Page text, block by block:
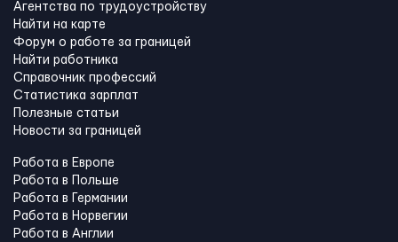
Агентства по трудоустройству
Найти на карте
Форум о работе за границей
Найти работника
Справочник профессий
Статистика зарплат
Полезные статьи
Новости за границей
Работа в Европе
Работа в Польше
Работа в Германии
Работа в Норвегии
Работа в Англии